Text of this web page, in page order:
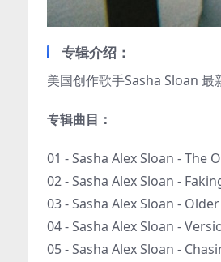
专辑介绍：
美国创作歌手Sasha Sloan 最
专辑曲目：
01 - Sasha Alex Sloan - The
02 - Sasha Alex Sloan -
03 - Sasha Alex Sloan - Older
04 - Sasha Alex Sloan -
05 - Sasha Alex Sloan -